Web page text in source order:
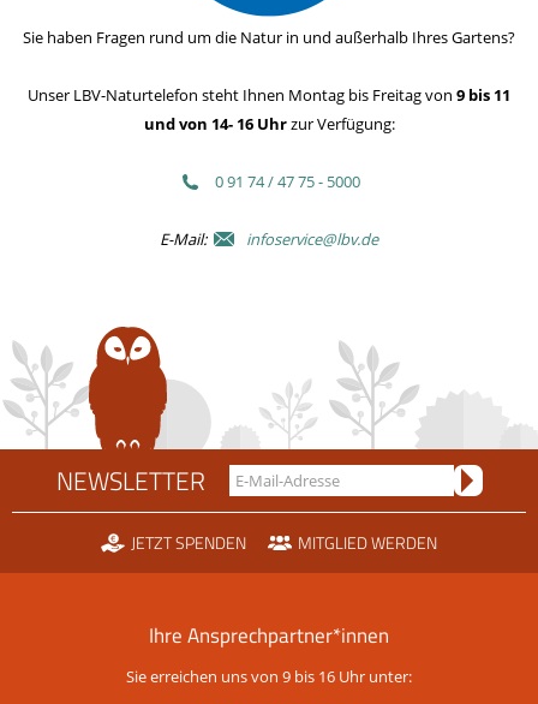
Sie haben Fragen rund um die Natur in und außerhalb Ihres Gartens?
Unser LBV-Naturtelefon steht Ihnen Montag bis Freitag von 9 bis 11
und von 14- 16 Uhrzur Verfügung:
0 91 74 / 47 75 - 5000
E-Mail: infoservice@lbv.de
NEWSLETTER
JETZT SPENDEN MITGLIED WERDEN
Ihre Ansprechpartner*innen
Sie erreichen uns von 9 bis 16 Uhr unter: